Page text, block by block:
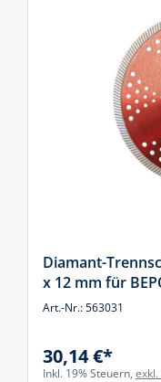
Diamant-
x 12 mm für
Art.-Nr.: 563031
30,14 €*
Inkl. 19% Steuern,